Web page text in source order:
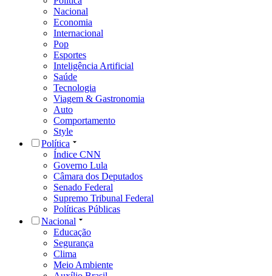
Nacional
Economia
Internacional
Pop
Esportes
Inteligência Artificial
Saúde
Tecnologia
Viagem & Gastronomia
Auto
Comportamento
Style
Política
Índice CNN
Governo Lula
Câmara dos Deputados
Senado Federal
Supremo Tribunal Federal
Políticas Públicas
Nacional
Educação
Segurança
Clima
Meio Ambiente